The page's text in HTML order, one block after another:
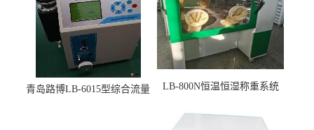
青岛路博LB-6015型综合流量
LB-800N恒温恒湿称重系统